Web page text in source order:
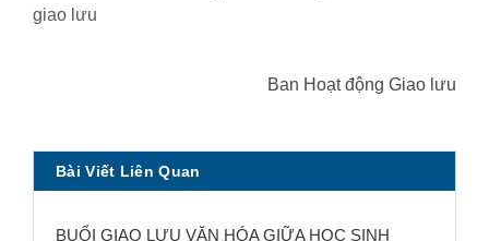
giao lưu
Ban Hoạt động Giao lưu
Bài Viết Liên Quan
BUỔI GIAO LƯU VĂN HÓA GIỮA HỌC SINH